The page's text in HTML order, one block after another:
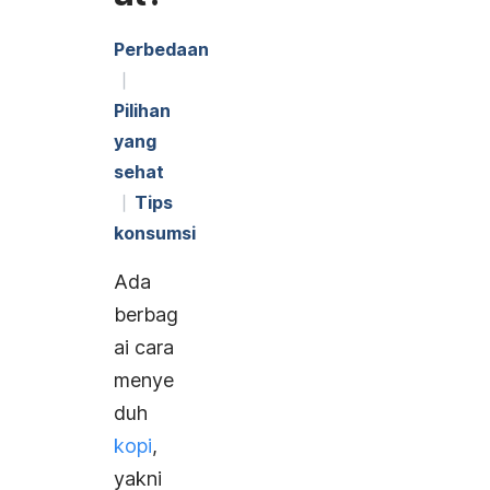
Perbedaan
Pilihan
yang
sehat
Tips
konsumsi
Ada
berbag
ai cara
menye
duh
kopi,
yakni